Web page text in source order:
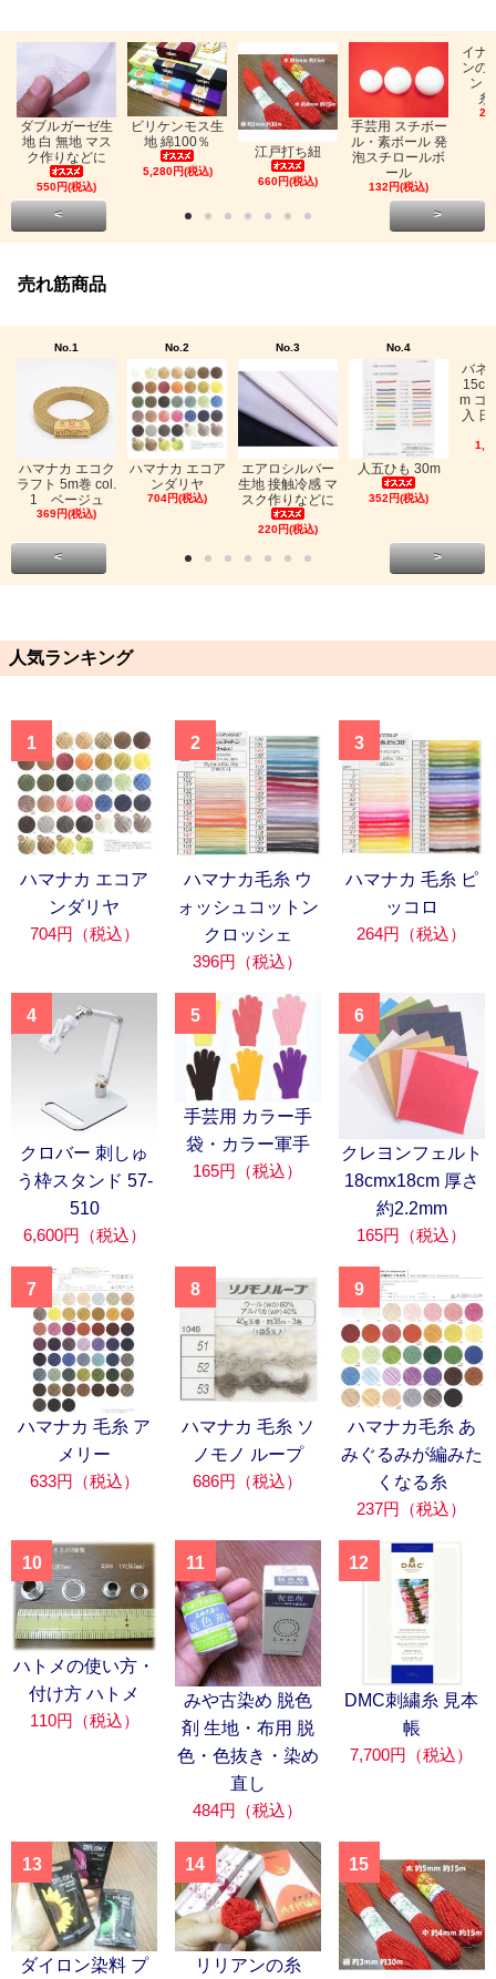
ダブルガーゼ生
地 白 無地 マス
ク作りなどに
550円(税込)
ビリケンモス生
地 綿100％
5,280円(税込)
江戸打ち紐
660円(税込)
手芸用 スチボー
ル・素ボール 発
泡スチロールボ
ール
132円(税込)
イナ
ンの
ン
糸
< >
売れ筋商品
No.1
ハマナカ エコク
ラフト 5m巻 col.
1 ベージュ
369円(税込)
No.2
ハマナカ エコア
ンダリヤ
704円(税込)
No.3
エアロシルバー
生地 接触冷感 マ
スク作りなどに
220円(税込)
No.4
人五ひも 30m
352円(税込)
バネ
m ゴ
入
< >
人気ランキング
1
ハマナカ エコア
ンダリヤ
704円（税込）
2
ハマナカ毛糸 ウ
ォッシュコットン
クロッシェ
396円（税込）
3
ハマナカ 毛糸 ピ
ッコロ
264円（税込）
4
クロバー 刺しゅ
う枠スタンド 57-
510
6,600円（税込）
5
手芸用 カラー手
袋・カラー軍手
165円（税込）
6
クレヨンフェルト
18cmx18cm 厚さ
約2.2mm
165円（税込）
7
ハマナカ 毛糸 ア
メリー
633円（税込）
8
ハマナカ 毛糸 ソ
ノモノ ループ
686円（税込）
9
ハマナカ毛糸 あ
みぐるみが編みた
くなる糸
237円（税込）
10
ハトメの使い方・
付け方 ハトメ
110円（税込）
11
みや古染め 脱色
剤 生地・布用 脱
色・色抜き・染め
直し
484円（税込）
12
DMC刺繍糸 見本
帳
7,700円（税込）
13
ダイロン染料 プ
14
リリアンの糸
15